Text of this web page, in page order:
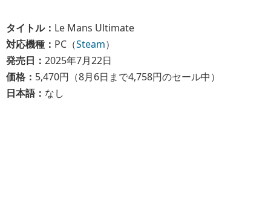
タイトル： Le Mans Ultimate
対応機種： PC（Steam）
発売日： 2025年7月22日
価格： 5,470円（8月6日まで4,758円のセール中）
日本語： なし